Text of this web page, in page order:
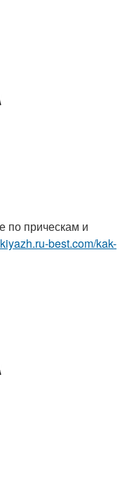
по прическам и
best.com/kak-